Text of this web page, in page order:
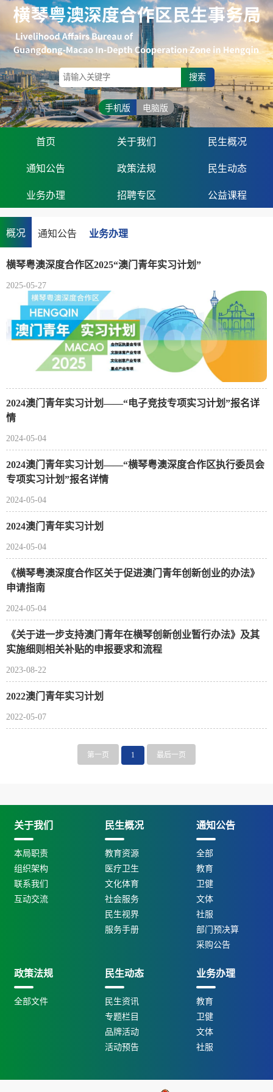
搜索
手机版 电脑版
首页 关于我们 民生概况
通知公告 政策法规 民生动态
业务办理 招聘专区 公益课程
概况 通知公告 业务办理
横琴粤澳深度合作区2025“澳门青年实习计划”
2025-05-27
2024澳门青年实习计划——“电子竞技专项实习计划”报名详
情
2024-05-04
2024澳门青年实习计划——“横琴粤澳深度合作区执行委员会
专项实习计划”报名详情
2024-05-04
2024澳门青年实习计划
2024-05-04
《横琴粤澳深度合作区关于促进澳门青年创新创业的办法》
申请指南
2024-05-04
《关于进一步支持澳门青年在横琴创新创业暂行办法》及其
实施细则相关补贴的申报要求和流程
2023-08-22
2022澳门青年实习计划
2022-05-07
第一页 1 最后一页
关于我们
本局职责
组织架构
联系我们
互动交流
民生概况
教育资源
医疗卫生
文化体育
社会服务
民生视界
服务手册
通知公告
全部
教育
卫健
文体
社服
部门预决算
采购公告
政策法规
全部文件
民生动态
民生资讯
专题栏目
品牌活动
活动预告
业务办理
教育
卫健
文体
社服